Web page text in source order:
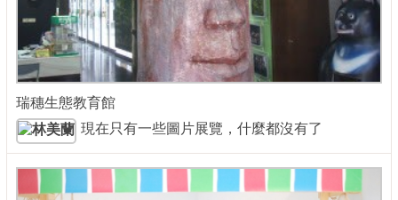
瑞穗生態教育館
現在只有一些圖片展覽，什麼都沒有了